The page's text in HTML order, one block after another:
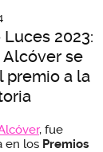
Luces 2023:
Alcóver se
premio a la
, fue
en los Premios